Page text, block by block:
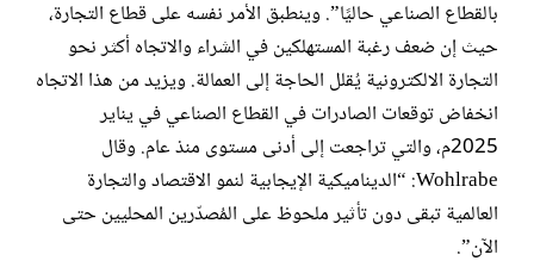
بالقطاع الصناعي حاليًا”. وينطبق الأمر نفسه على قطاع التجارة،
حيث إن ضعف رغبة المستهلكين في الشراء والاتجاه أكثر نحو
التجارة الالكترونية يُقلل الحاجة إلى العمالة. ويزيد من هذا الاتجاه
انخفاض توقعات الصادرات في القطاع الصناعي في يناير
2025م، والتي تراجعت إلى أدنى مستوى منذ عام. وقال
Wohlrabe: “الديناميكية الإيجابية لنمو الاقتصاد والتجارة
العالمية تبقى دون تأثير ملحوظ على المُصدّرين المحليين حتى
الآن”.